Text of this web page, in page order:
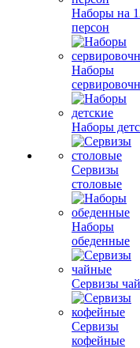
Наборы на
персон
Наборы
Наборы
Сервизы
столовые
Наборы
обеденные
Сервизы
Сервизы
кофейные